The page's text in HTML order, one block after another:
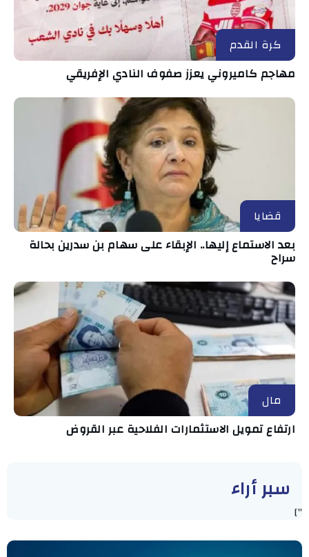
كرة القدم
مهاجم كاميروني يعزز صفوف النادي الإفريقي
قضايا
بعد الاستماع إليها.. الإبقاء على سهام بن سدرين بحالة
سراح
مال
ارتفاع تمويل الاستثمارات الفلاحية عبر القروض
سبر أراء
"]